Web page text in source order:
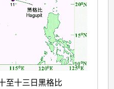
至十三日黑格比